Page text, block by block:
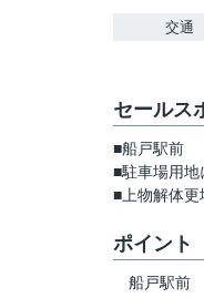
交通
セールス
■船戸駅前
■駐車場用
■上物解体更
ポイント
船戸駅前